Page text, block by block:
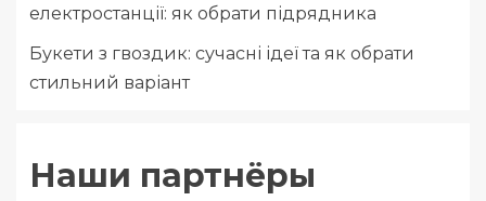
електростанції: як обрати підрядника
Букети з гвоздик: сучасні ідеї та як обрати
стильний варіант
Наши партнёры